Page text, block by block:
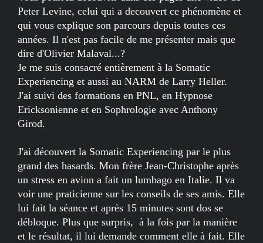
Peter Levine, celui qui a decouvert ce phénomène et
qui vous explique son parcours depuis toutes ces
années. Il n'est pas facile de me présenter mais que
dire d'Olivier Malaval...?
Je me suis consacré entièrement à la Somatic
Experiencing et aussi au NARM de Larry Heller.
J'ai suivi des formations en PNL, en Hypnose
Ericksonienne et en Sophrologie avec Anthony
Girod.
J'ai découvert la Somatic Experiencing par le plus
grand des hasards. Mon frère Jean-Christophe après
un stress en avion a fait un lumbago en Italie. Il va
voir une praticienne sur les conseils de ses amis. Elle
lui fait la séance et après 15 minutes sont dos se
débloque. Plus que surpris, à la fois par la manière
et le résultat, il lui demande comment elle à fait. Elle